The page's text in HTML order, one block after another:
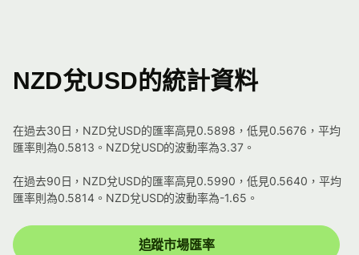
NZD兌USD的統計資料
在過去30日，NZD兌USD的匯率高見0.5898，低見0.5676，平均
匯率則為0.5813。NZD兌USD的波動率為3.37。
在過去90日，NZD兌USD的匯率高見0.5990，低見0.5640，平均
匯率則為0.5814。NZD兌USD的波動率為-1.65。
追蹤市場匯率